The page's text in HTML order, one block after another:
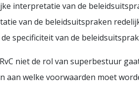
interpretatie van de
van de beleidsuitspraken
specificiteit van de
niet de rol van superbestuur
welke voorwaarden moet